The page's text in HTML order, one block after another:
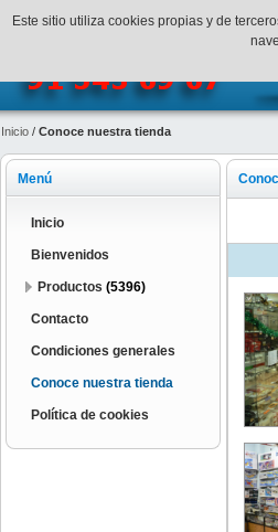
¡Bienvenidos a SpeedHobbys! Mi
Inicio / Conoce nuestra tienda
Menú
Inicio
Bienvenidos
Productos (5396)
Contacto
Condiciones generales
Conoce nuestra tienda
Política de cookies
Este sitio utiliza cookies propias y de